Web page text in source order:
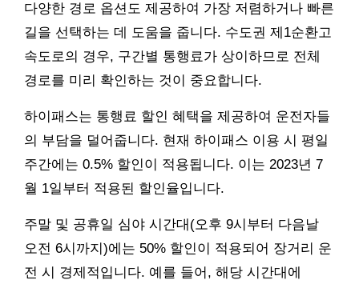
다양한 경로 옵션도 제공하여 가장 저렴하거나 빠른
길을 선택하는 데 도움을 줍니다. 수도권 제1순환고
속도로의 경우, 구간별 통행료가 상이하므로 전체
경로를 미리 확인하는 것이 중요합니다.
하이패스는 통행료 할인 혜택을 제공하여 운전자들
의 부담을 덜어줍니다. 현재 하이패스 이용 시 평일
주간에는 0.5% 할인이 적용됩니다. 이는 2023년 7
월 1일부터 적용된 할인율입니다.
주말 및 공휴일 심야 시간대(오후 9시부터 다음날
오전 6시까지)에는 50% 할인이 적용되어 장거리 운
전 시 경제적입니다. 예를 들어, 해당 시간대에